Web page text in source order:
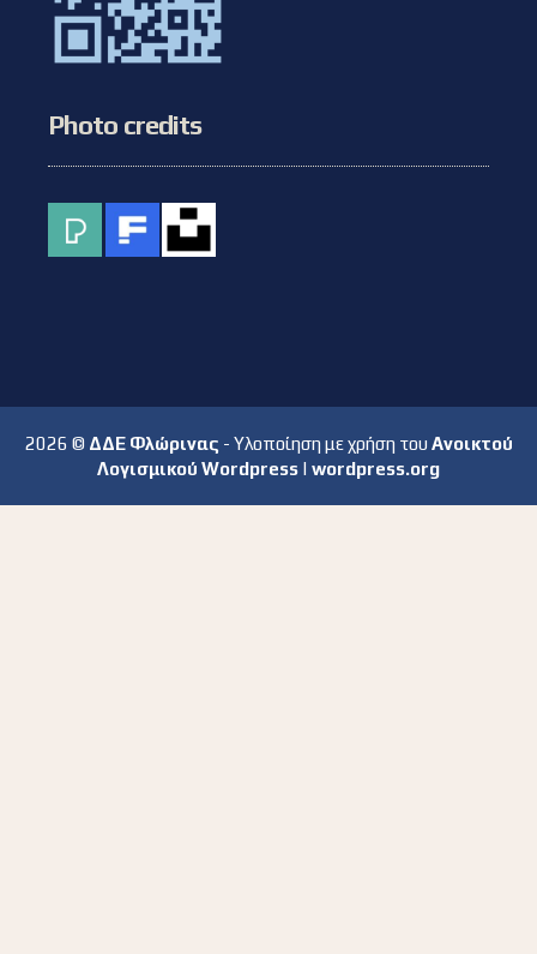
Photo credits
2026 © ΔΔΕ Φλώρινας - Υλοποίηση με χρήση του Ανοικτού
Λογισμικού Wordpress | wordpress.org